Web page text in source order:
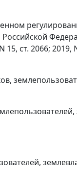
15, ст. 2066; 2019,